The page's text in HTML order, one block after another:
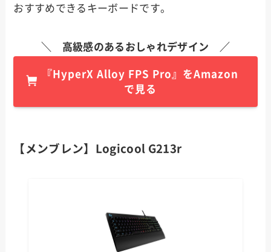
おすすめできるキーボードです。
＼ 高級感のあるおしゃれデザイン ／
『HyperX Alloy FPS Pro』をAmazon
で見る
【メンブレン】Logicool G213r